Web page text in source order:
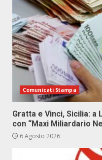
Comunicati Stampa
Gratta e Vinci, Sicilia: a
con “Maxi Miliardario
6 Agosto 2026